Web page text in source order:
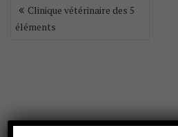
Clinique vétérinaire des 5
éléments